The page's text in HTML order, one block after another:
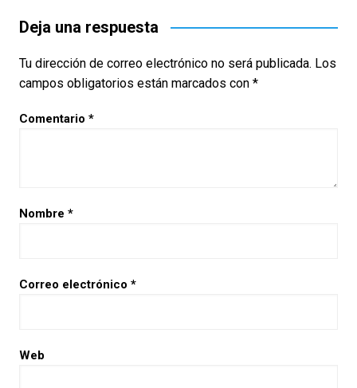
Deja una respuesta
Tu dirección de correo electrónico no será publicada. Los
campos obligatorios están marcados con *
Comentario *
Nombre *
Correo electrónico *
Web